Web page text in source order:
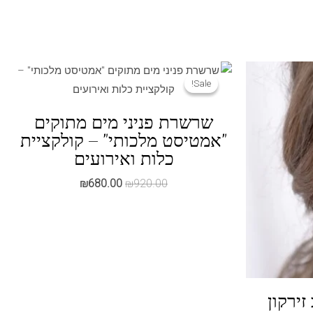
Sale!
Sale!
שרשרת פניני מים מתוקים
"אמטיסט מלכותי" – קולקציית
כלות ואירועים
₪920.00
המחיר ₪680.00